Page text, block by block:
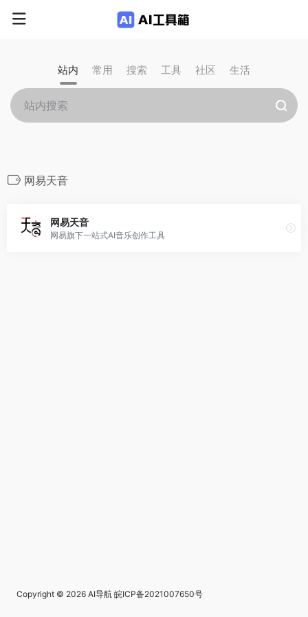
站内 常用 搜索 工具 社区 生活
网易天音
网易天音
网易旗下一站式AI音乐创作工具
Copyright © 2026 AI导航 皖ICP备2021007650号